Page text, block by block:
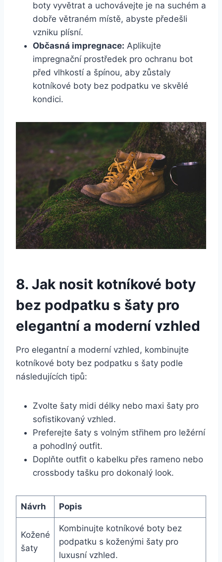
boty vyvětrat a‌ uchovávejte je na suchém ⁢a
dobře větraném ⁤místě,‍ abyste předešli
vzniku ‍plísní.
Občasná impregnace: ⁢Aplikujte‌
impregnační prostředek pro ochranu bot
před vlhkostí a špínou, aby zůstaly
kotníkové boty bez podpatku ve skvělé
kondici.
8.‌ Jak nosit kotníkové​ boty
bez ⁢podpatku ‌s šaty pro
elegantní ⁢a moderní ⁣vzhled
Pro elegantní a moderní vzhled, kombinujte
kotníkové ⁤boty bez podpatku s šaty ⁢podle⁢
následujících ​tipů:
Zvolte šaty midi ‌délky nebo maxi šaty pro​
sofistikovaný vzhled.
Preferejte ‍šaty s volným střihem pro ležérní
a ​pohodlný outfit.
Doplňte outfit o kabelku ⁤přes rameno nebo
crossbody tašku pro dokonalý look.
Návrh Popis
Kožené
šaty
Kombinujte kotníkové boty bez
podpatku s ‍koženými ​šaty pro
‌luxusní‍ vzhled.